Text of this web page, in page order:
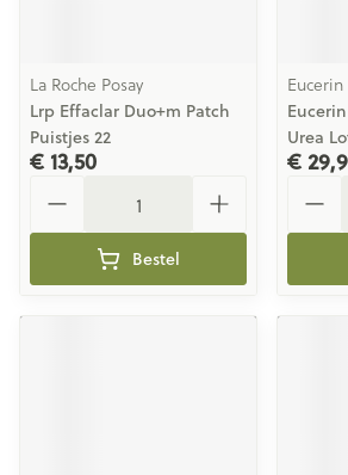
La Roche Posay
Lrp Effaclar Duo+m Patch
Puistjes 22
€ 13,50
Bestel
Eucerin
Urea
€